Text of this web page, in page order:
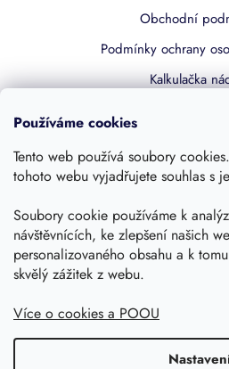
Používáme cookies
Tento web používá soubory
tohoto webu vyjadřujete souhlas s
Soubory cookie používáme k
návštěvnících, ke zlepšení našich
personalizovaného obsahu a k
skvělý zážitek z webu.
Více o cookies a POOU
Obchodní
Podmínky ochrany
Kalkulačka
Kontakty
Sledujte